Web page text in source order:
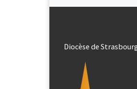
Diocèse de